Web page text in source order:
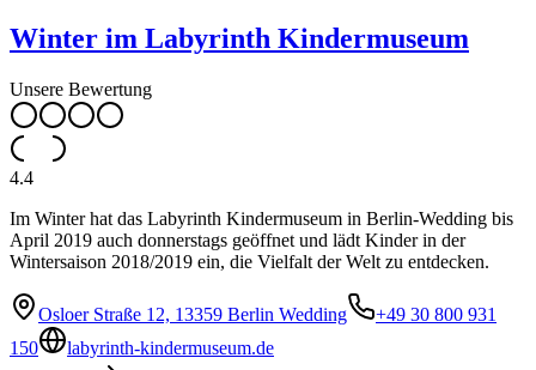
Winter im Labyrinth Kindermuseum
Unsere Bewertung
4.4
Im Winter hat das Labyrinth Kindermuseum in Berlin-Wedding bis
April 2019 auch donnerstags geöffnet und lädt Kinder in der
Wintersaison 2018/2019 ein, die Vielfalt der Welt zu entdecken.
Osloer Straße 12, 13359 Berlin Wedding
+49 30 800 931
150
labyrinth-kindermuseum.de